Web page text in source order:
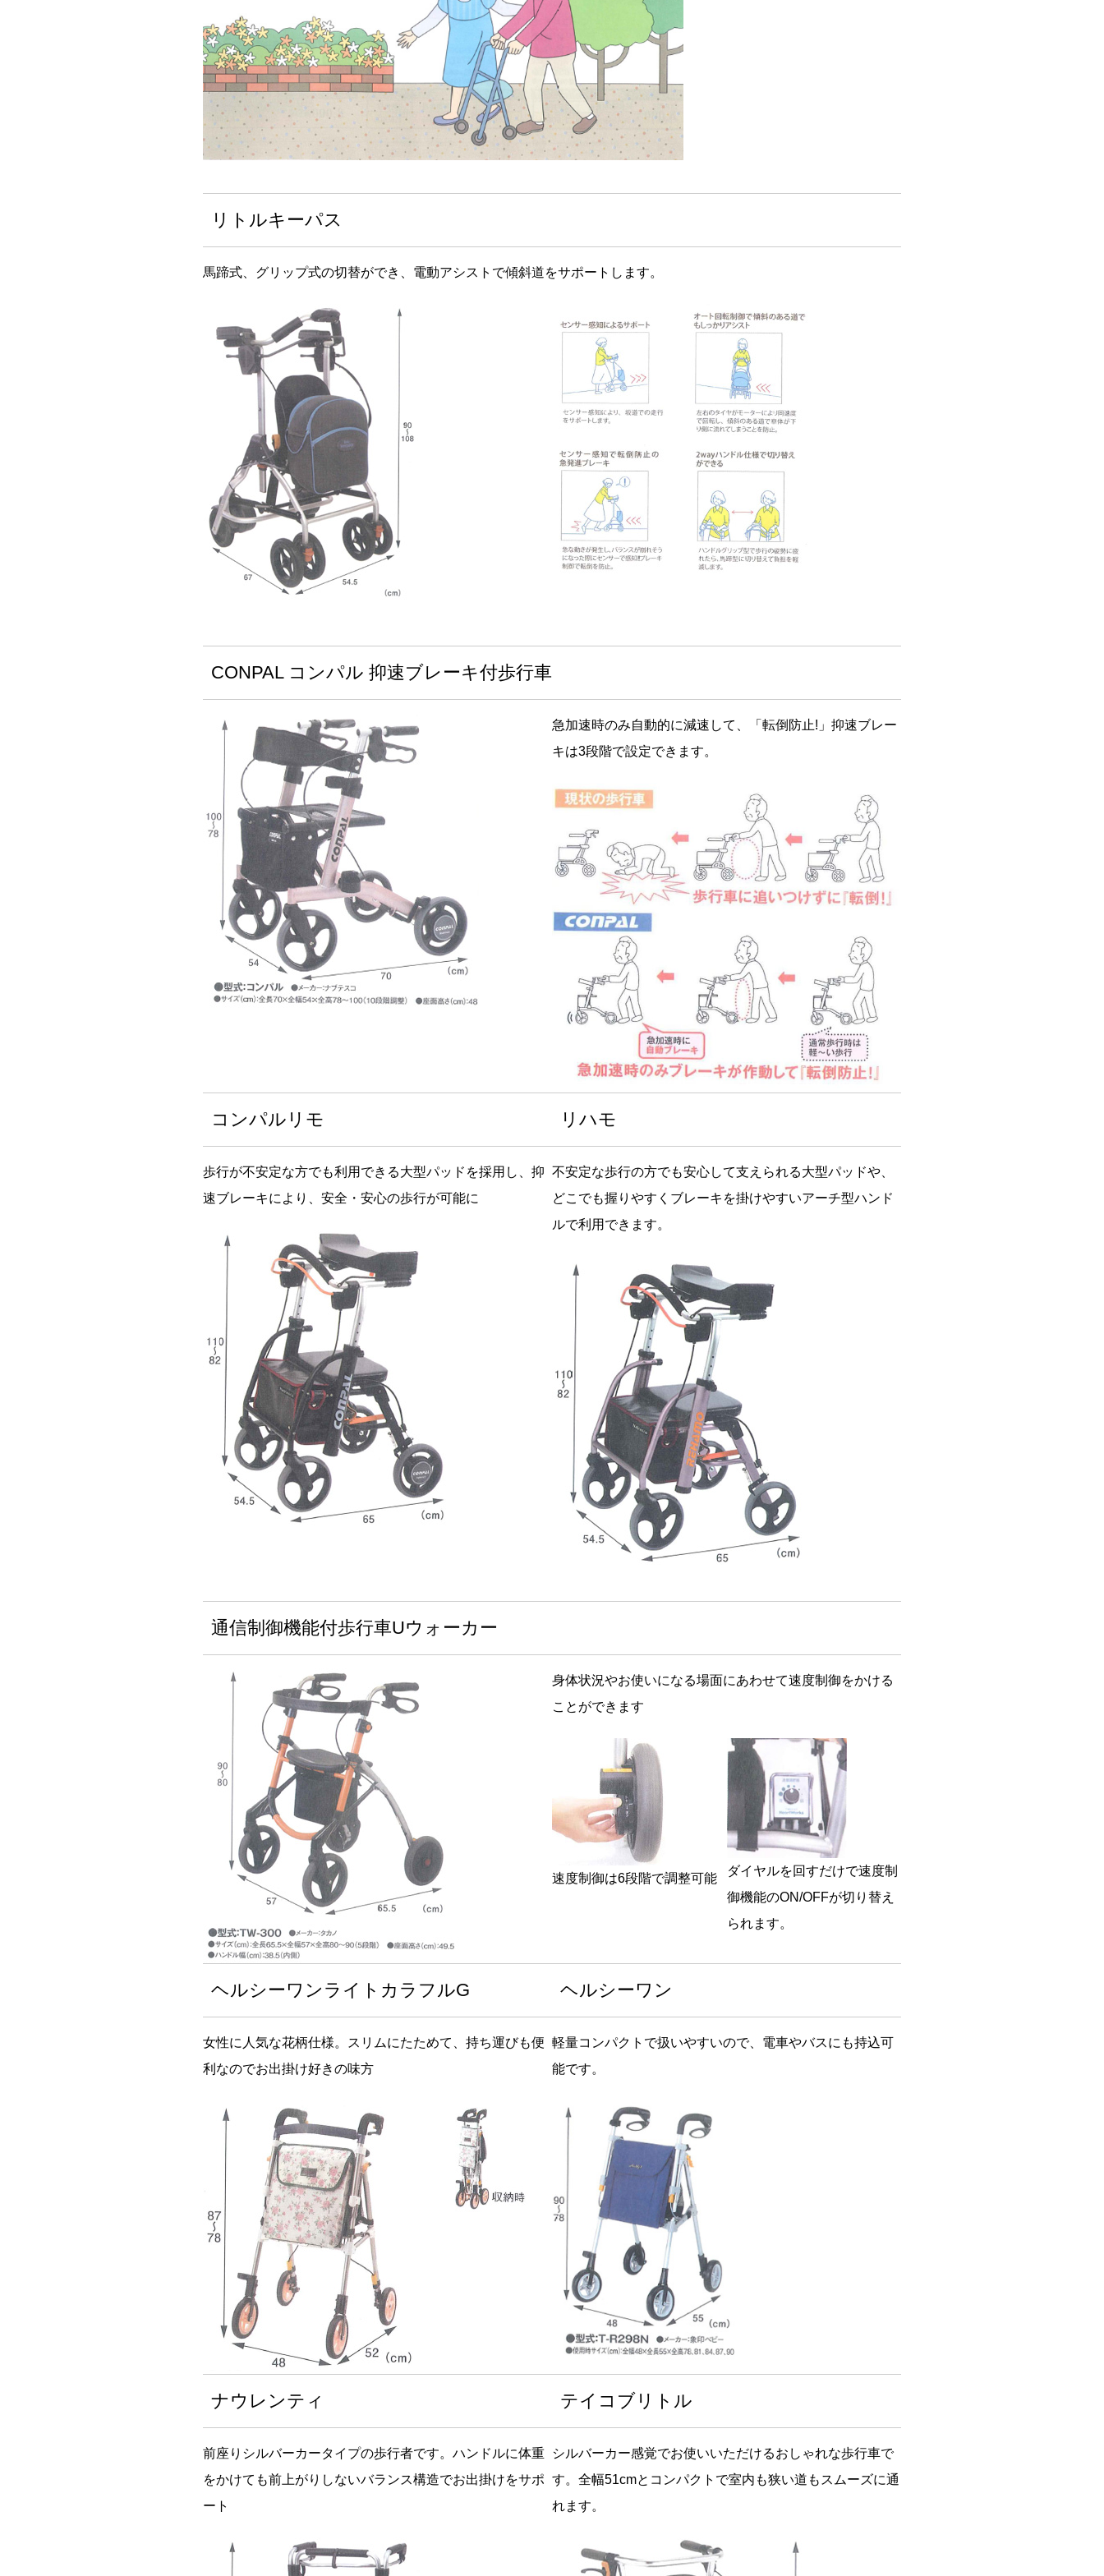
リトルキーパス
馬蹄式、グリップ式の切替ができ、電動アシストで傾斜道をサポートします。
CONPAL コンパル 抑速ブレーキ付歩行車
急加速時のみ自動的に減速して、「転倒防止!」抑速ブレー
キは3段階で設定できます。
コンパルリモ
歩行が不安定な方でも利用できる大型パッドを採用し、抑
速ブレーキにより、安全・安心の歩行が可能に
リハモ
不安定な歩行の方でも安心して支えられる大型パッドや、
どこでも握りやすくブレーキを掛けやすいアーチ型ハンド
ルで利用できます。
通信制御機能付歩行車Uウォーカー
身体状況やお使いになる場面にあわせて速度制御をかける
ことができます
速度制御は6段階で調整可能
ダイヤルを回すだけで速度制
御機能のON/OFFが切り替え
られます。
ヘルシーワンライトカラフルG
女性に人気な花柄仕様。スリムにたためて、持ち運びも便
利なのでお出掛け好きの味方
ヘルシーワン
軽量コンパクトで扱いやすいので、電車やバスにも持込可
能です。
ナウレンティ
前座りシルバーカータイプの歩行者です。ハンドルに体重
をかけても前上がりしないバランス構造でお出掛けをサポ
ート
テイコブリトル
シルバーカー感覚でお使いいただけるおしゃれな歩行車で
す。全幅51cmとコンパクトで室内も狭い道もスムーズに通
れます。